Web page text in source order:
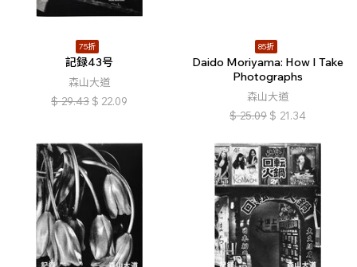
75折
記録43号
森山大道
$ 29.43 $ 22.09
85折
Daido Moriyama: How I Take
Photographs
森山大道
$ 25.09 $ 21.34